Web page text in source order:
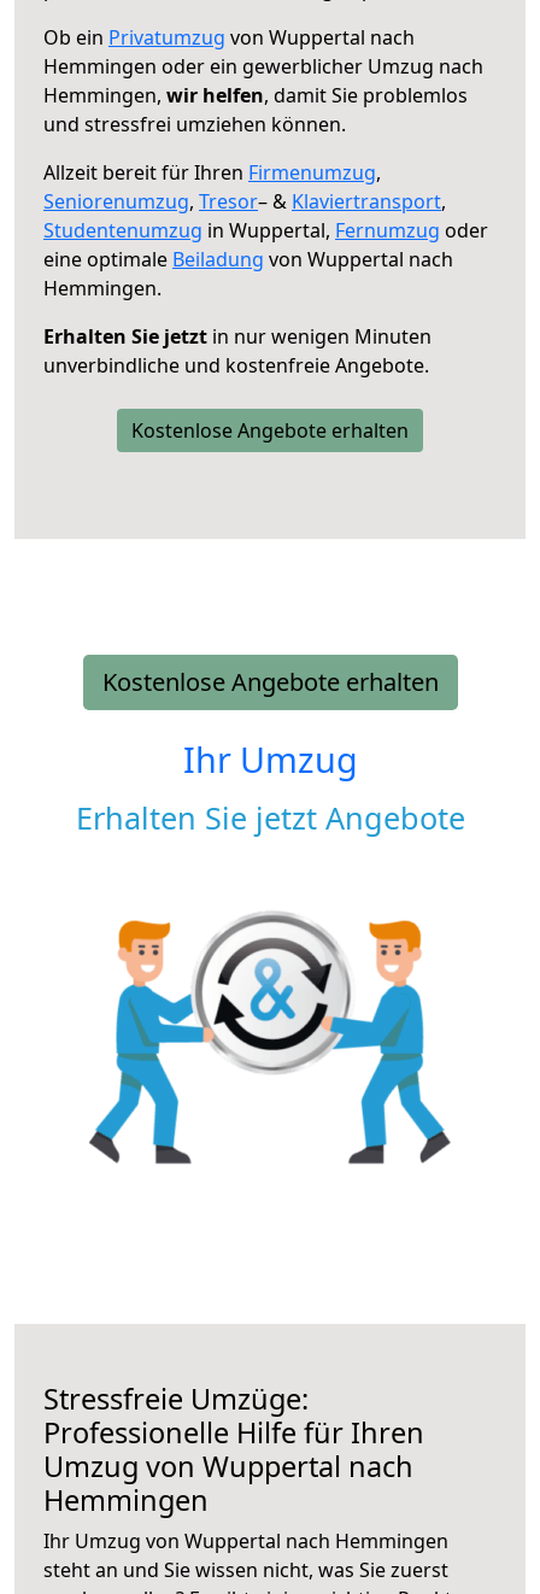
Ob ein Privatumzug von Wuppertal nach
Hemmingen oder ein gewerblicher Umzug nach
Hemmingen, wir helfen, damit Sie problemlos
und stressfrei umziehen können.
Allzeit bereit für Ihren Firmenumzug,
Seniorenumzug, Tresor– & Klaviertransport,
Studentenumzug in Wuppertal, Fernumzug oder
eine optimale Beiladung von Wuppertal nach
Hemmingen.
Erhalten Sie jetzt in nur wenigen Minuten
unverbindliche und kostenfreie Angebote.
Kostenlose Angebote erhalten
Kostenlose Angebote erhalten
Ihr Umzug
Erhalten Sie jetzt Angebote
Stressfreie Umzüge:
Professionelle Hilfe für Ihren
Umzug von Wuppertal nach
Hemmingen
Ihr Umzug von Wuppertal nach Hemmingen
steht an und Sie wissen nicht, was Sie zuerst